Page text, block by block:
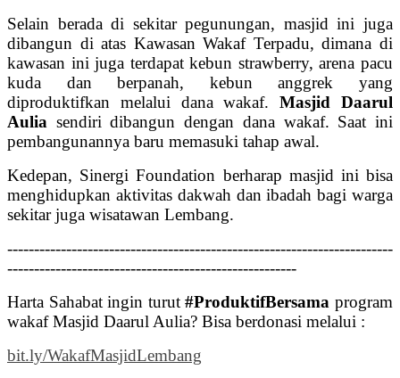
Selain berada di sekitar pegunungan, masjid ini juga
dibangun di atas Kawasan Wakaf Terpadu, dimana di
kawasan ini juga terdapat kebun strawberry, arena pacu
kuda dan berpanah, kebun anggrek yang
diproduktifkan melalui dana wakaf. Masjid Daarul
Aulia sendiri dibangun dengan dana wakaf. Saat ini
pembangunannya baru memasuki tahap awal.
Kedepan, Sinergi Foundation berharap masjid ini bisa
menghidupkan aktivitas dakwah dan ibadah bagi warga
sekitar juga wisatawan Lembang.
------------------------------------------------------------------------
------------------------------------------------------
Harta Sahabat ingin turut#ProduktifBersama program
wakaf Masjid Daarul Aulia? Bisa berdonasi melalui :
bit.ly/WakafMasjidLembang